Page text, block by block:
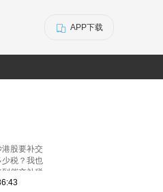
APP下载
港股要补交
少税？我也
到催交补税
别行动的电